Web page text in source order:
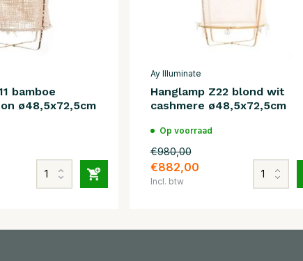
bamboe
ø48,5x72,5cm
Ay Illuminate
Hanglamp Z22 blond wit
cashmere ø48,5x72,5cm
Op voorraad
€980,00
€882,00
Incl. btw